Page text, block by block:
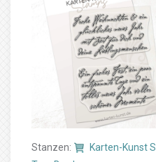
Stanzen:
Karten-Kunst